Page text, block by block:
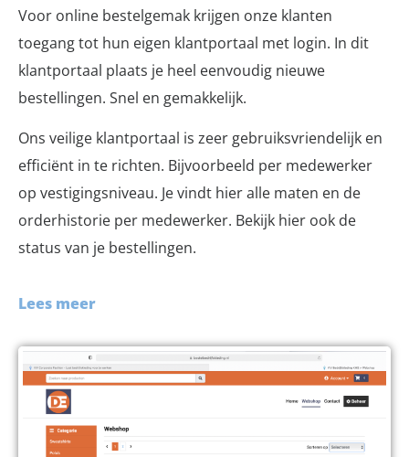
Voor online bestelgemak krijgen onze klanten
toegang tot hun eigen klantportaal met login. In dit
klantportaal plaats je heel eenvoudig nieuwe
bestellingen. Snel en gemakkelijk.
Ons veilige klantportaal is zeer gebruiksvriendelijk en
efficiënt in te richten. Bijvoorbeeld per medewerker
op vestigingsniveau. Je vindt hier alle maten en de
orderhistorie per medewerker. Bekijk hier ook de
status van je bestellingen.
Lees meer